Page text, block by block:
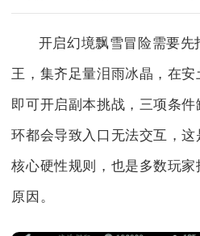
开启幻境飘雪冒险需要
王，集齐足量泪雨冰晶，在
即可开启副本挑战，三项条
环都会导致入口无法交互，
核心硬性规则，也是多数玩
原因。